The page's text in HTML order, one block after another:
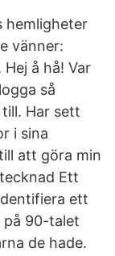
hemligheter
vänner:
å hå! Var
så
Har sett
i sina
att göra min
Ett
ett
på 90-talet
de hade.